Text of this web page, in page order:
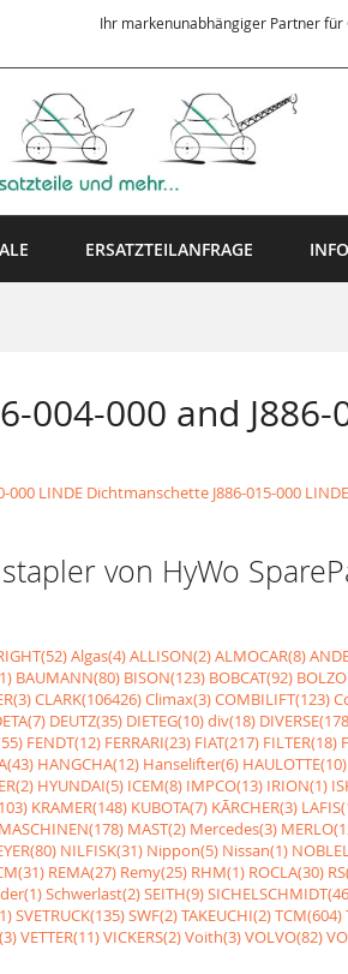
Ihr markenunabhängiger Partner
ERSATZTEILANFRAGE
004-000 and J886-
000 LINDE Dichtmanschette J886-015-000
von HyWo
Algas(4)ALLISON(2)ALMOCAR(8)
BAUMANN(80) BISON(123) BOBCAT(92)
CLARK(106426)Climax(3)COMBILIFT(123)
DEUTZ(35) DIETEG(10)div(18)
FENDT(12) FERRARI(23) FIAT(217) FILTER(18)
HANGCHA(12) Hanselifter(6) HAULOTTE(10)
HYUNDAI(5) ICEM(8) IMPCO(13) IRION(1)
KRAMER(148) KUBOTA(7) KÃRCHER(3)
MASCHINEN(178) MAST(2) Mercedes(3)
NILFISK(31) Nippon(5) Nissan(1)
REMA(27) Remy(25) RHM(1) ROCLA(30)
Schwerlast(2)SEITH(9)
SVETRUCK(135)SWF(2)TAKEUCHI(2)TCM(604)
VETTER(11)VICKERS(2)Voith(3)VOLVO(82)